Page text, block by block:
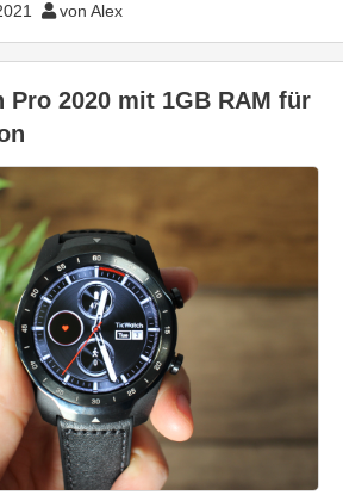
von Alex
Pro 2020 mit 1GB RAM für